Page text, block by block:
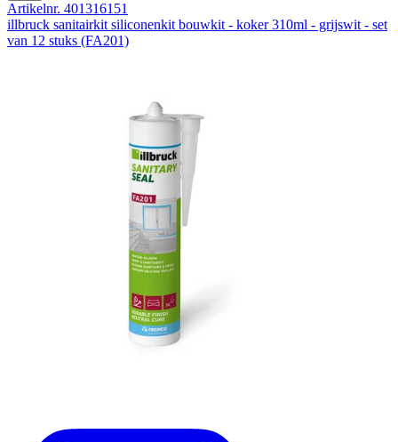
Artikelnr. 401316151
illbruck sanitairkit siliconenkit bouwkit - koker 310ml - grijswit - set
van 12 stuks (FA201)